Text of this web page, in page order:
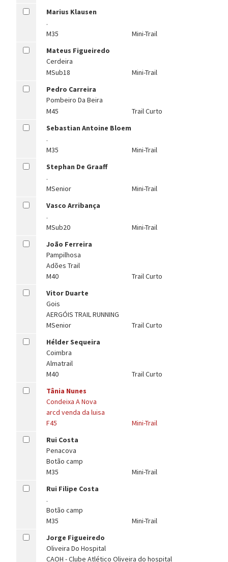
Marius Klausen
.
M35
Mini-Trail
Mateus Figueiredo
Cerdeira
MSub18
Mini-Trail
Pedro Carreira
Pombeiro Da Beira
M45
Trail Curto
Sebastian Antoine Bloem
.
M35
Mini-Trail
Stephan De Graaff
.
MSenior
Mini-Trail
Vasco Arribança
.
MSub20
Mini-Trail
João Ferreira
Pampilhosa
Adões Trail
M40
Trail Curto
Vitor Duarte
Gois
AERGÓIS TRAIL RUNNING
MSenior
Trail Curto
Hélder Sequeira
Coimbra
Almatrail
M40
Trail Curto
Tânia Nunes
Condeixa A Nova
arcd venda da luisa
F45
Mini-Trail
Rui Costa
Penacova
Botão camp
M35
Mini-Trail
Rui Filipe Costa
.
Botão camp
M35
Mini-Trail
Jorge Figueiredo
Oliveira Do Hospital
CAOH - Clube Atlético Oliveira do hospital